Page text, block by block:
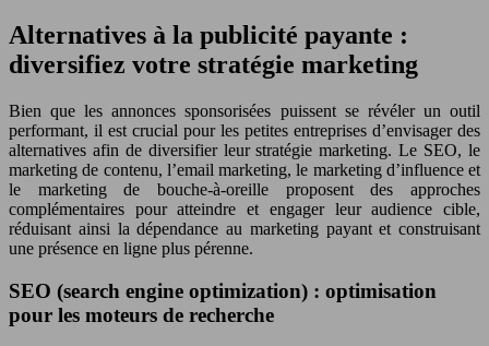
Alternatives à la publicité payante :
diversifiez votre stratégie marketing
Bien que les annonces sponsorisées puissent se révéler un outil
performant, il est crucial pour les petites entreprises d’envisager des
alternatives afin de diversifier leur stratégie marketing. Le SEO, le
marketing de contenu, l’email marketing, le marketing d’influence et
le marketing de bouche-à-oreille proposent des approches
complémentaires pour atteindre et engager leur audience cible,
réduisant ainsi la dépendance au marketing payant et construisant
une présence en ligne plus pérenne.
SEO (search engine optimization) : optimisation
pour les moteurs de recherche